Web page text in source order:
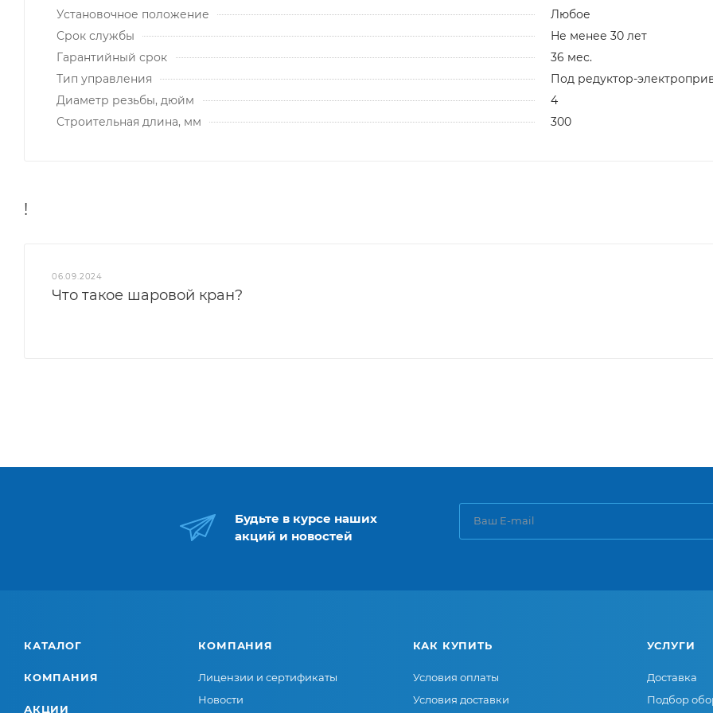
Установочное положение
Любое
Срок службы
Не менее 30 лет
Гарантийный срок
36 мес.
Тип управления
Под редуктор-
Диаметр резьбы, дюйм
4
Строительная длина, мм
300
!
06.09.2024
Что такое шаровой кран?
Будьте в курсе наших
акций и новостей
КАТАЛОГ
КОМПАНИЯ
АКЦИИ
КОМПАНИЯ
Лицензии и сертификаты
Новости
КАК КУПИТЬ
Условия оплаты
Условия доставки
УСЛУГИ
Доставка
Подбор